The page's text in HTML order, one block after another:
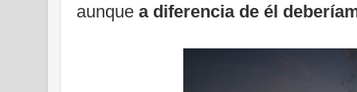
aunque a diferencia de él